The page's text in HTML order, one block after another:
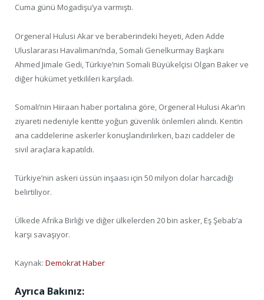
Cuma günü Mogadişu’ya varmıştı.
Orgeneral Hulusi Akar ve beraberindeki heyeti, Aden Adde
Uluslararası Havalimanı’nda, Somali Genelkurmay Başkanı
Ahmed Jimale Gedi, Türkiye’nin Somali Büyükelçisi Olgan Baker ve
diğer hükümet yetkilileri karşıladı.
Somali’nin Hiiraan haber portalına göre, Orgeneral Hulusi Akar’ın
ziyareti nedeniyle kentte yoğun güvenlik önlemleri alındı. Kentin
ana caddelerine askerler konuşlandırılırken, bazı caddeler de
sivil araçlara kapatıldı.
Türkiye’nin askeri üssün inşaası için 50 milyon dolar harcadığı
belirtiliyor.
Ülkede Afrika Birliği ve diğer ülkelerden 20 bin asker, Eş Şebab’a
karşı savaşıyor.
Kaynak: Demokrat Haber
Ayrıca Bakınız: